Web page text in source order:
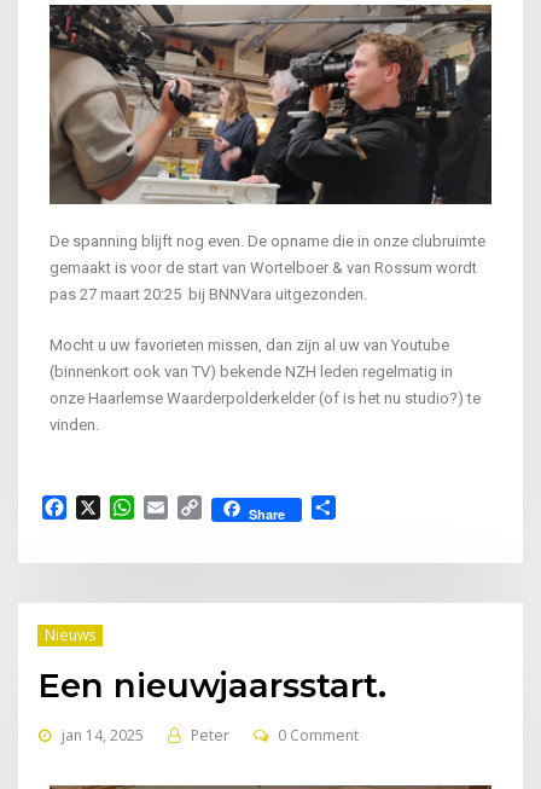
De spanning blijft nog even. De opname die in onze clubruimte
gemaakt is voor de start van Wortelboer & van Rossum wordt
pas 27 maart 20:25 bij BNNVara uitgezonden.
Mocht u uw favorieten missen, dan zijn al uw van Youtube
(binnenkort ook van TV) bekende NZH leden regelmatig in
onze Haarlemse Waarderpolderkelder (of is het nu studio?) te
vinden.
FacebookWhatsApp
EmailCopy Share
Nieuws
Een nieuwjaarsstart.
jan 14, 2025 Peter 0 Comment